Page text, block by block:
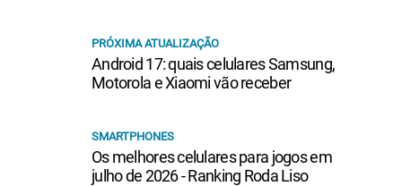
PRÓXIMA ATUALIZAÇÃO
Android 17: quais celulares Samsung,
Motorola e Xiaomi vão receber
SMARTPHONES
Os melhores celulares para jogos em
julho de 2026 - Ranking Roda Liso